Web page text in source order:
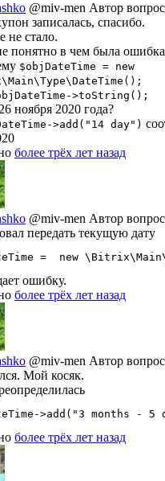
@miv-men Автор
записалась, спасибо.
не стало.
понятно в чем была
$objDateTime = new
>toString();
ноября 2020 года?
>add("14 day")
более трёх лет назад
@miv-men Автор
передать текущую дату
=  new
ошибку.
более трёх лет назад
@miv-men Автор
Мой косяк.
>add("3 months -
более трёх лет назад